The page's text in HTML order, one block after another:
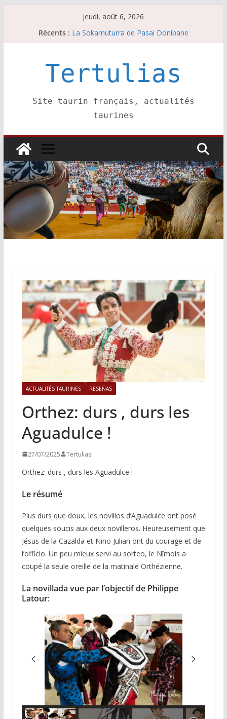
jeudi, août 6, 2026
Récents : La Sokamuturra de Pasai Donibane
Villeneuve, Hugo Tarbelli confirme.
Les brèves du mardi 4 août
Tertulias
Site taurin français, actualités
taurines
ACTUALITÉS TAURINES RESEÑAS
Orthez: durs , durs les
Aguadulce !
27/07/2025 Tertulias
Orthez: durs , durs les Aguadulce !
Le résumé
Plus durs que doux, les novillos d’Aguadulce ont posé
quelques soucis aux deux novilleros. Heureusement que
Jésus de la Cazalda et Nino Julian ont du courage et de
l’officio. Un peu mieux servi au sorteo, le Nîmois a
coupé la seule oreille de la matinale Orthézienne.
La novillada vue par l’objectif de Philippe
Latour: